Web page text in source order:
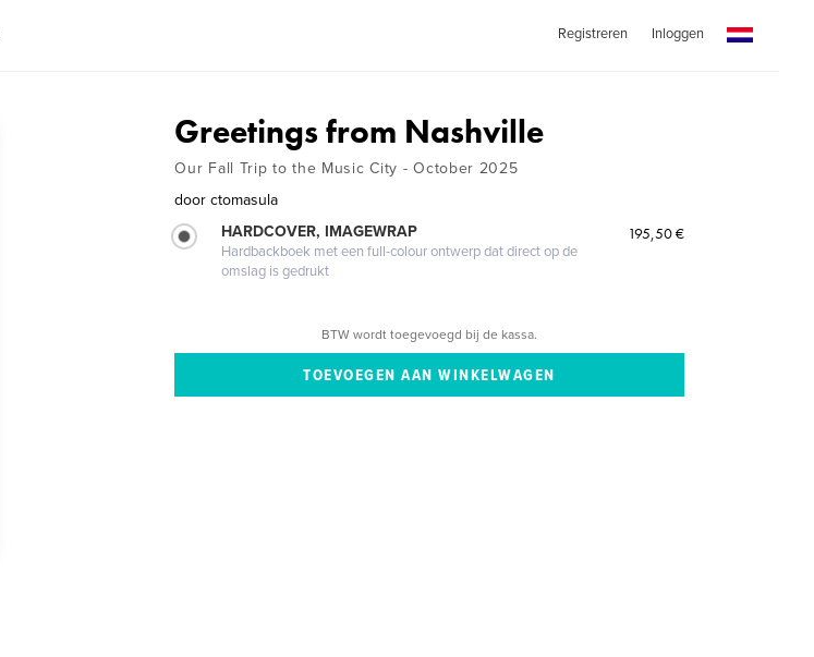
Registreren Inloggen
Greetings from Nashville
Our Fall Trip to the Music City - October 2025
door ctomasula
HARDCOVER, IMAGEWRAP
Hardbackboek met een full-colour ontwerp dat direct op de
omslag is gedrukt
195,50 €
BTW wordt toegevoegd bij de kassa.